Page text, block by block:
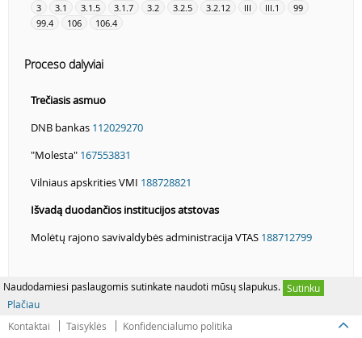
Naudodamiesi paslaugomis sutinkate naudoti mūsų slapukus. Sutinku
Plačiau
3 3.1 3.1.5 3.1.7 3.2 3.2.5 3.2.12 III III.1
99
99.4
106 106.4
Proceso dalyviai
Trečiasis asmuo
DNB bankas 112029270
"Molesta" 167553831
Vilniaus apskrities VMI 188728821
Išvadą duodančios institucijos atstovas
Molėtų rajono savivaldybės administracija VTAS 188712799
Kontaktai Taisyklės Konfidencialumo politika